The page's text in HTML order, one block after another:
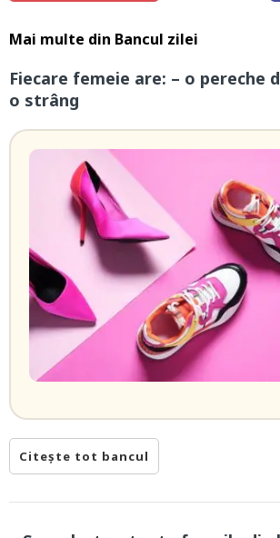
Mai multe din Bancul zilei
Fiecare femeie are: – o pereche
o strâng
Citește tot bancul